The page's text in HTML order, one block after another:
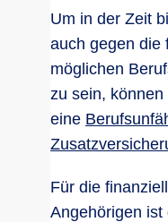
Um in der Zeit
auch gegen die
möglichen
zu sein, können
eine
Für die
Angehörigen